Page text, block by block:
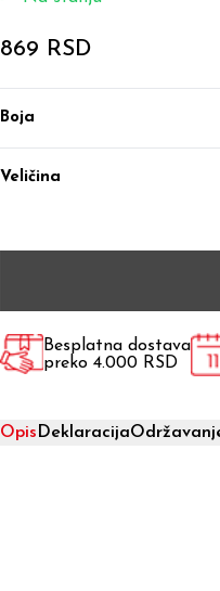
869 RSD
Boja
Veličina
Besplatna dostava
preko 4.000 RSD
Opis Deklaracija